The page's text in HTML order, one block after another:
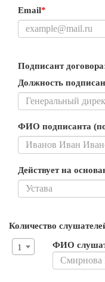
Email*
Подписант
Должность
ФИО подписанта
Действует на
Количество
1 ФИО